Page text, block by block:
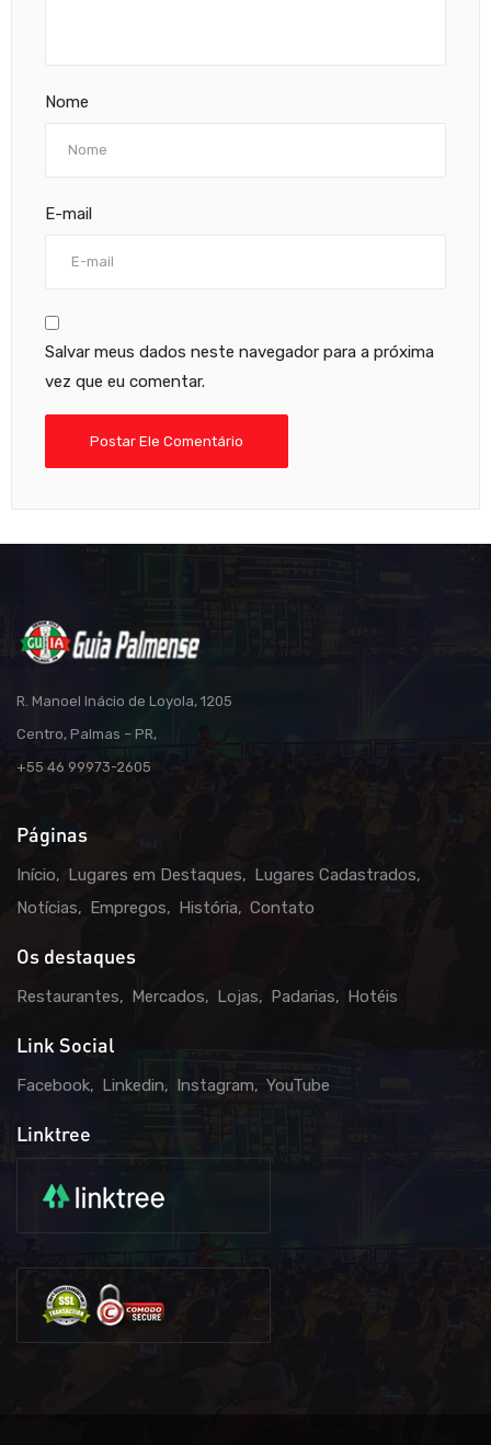
Nome
E-mail
Salvar meus dados neste navegador para a próxima
vez que eu comentar.
R. Manoel Inácio de Loyola, 1205
Centro, Palmas – PR,
+55 46 99973-2605
Páginas
Início Lugares em Destaques
Lugares Cadastrados
Notícias
Empregos História Contato
Os destaques
Restaurantes Mercados Lojas Padarias Hotéis
Link Social
Facebook Linkedin Instagram YouTube
Linktree